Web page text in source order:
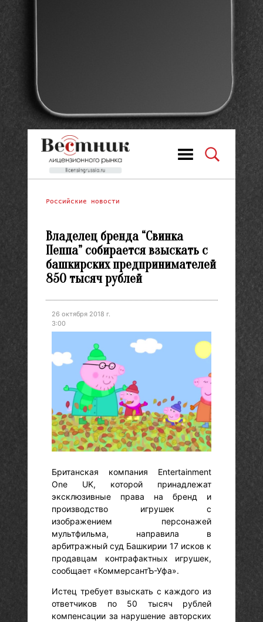
Российские новости
Владелец бренда “Свинка
Пеппа” собирается взыскать с
башкирских предпринимателей
850 тысяч рублей
26 октября 2018 г.
3:00
Британская компания Entertainment
One UK, которой принадлежат
эксклюзивные права на бренд и
производство игрушек с
изображением персонажей
мультфильма, направила в
арбитражный суд Башкирии 17 исков к
продавцам контрафактных игрушек,
сообщает «КоммерсантЪ-Уфа».
Истец требует взыскать с каждого из
ответчиков по 50 тысяч рублей
компенсации за нарушение авторских